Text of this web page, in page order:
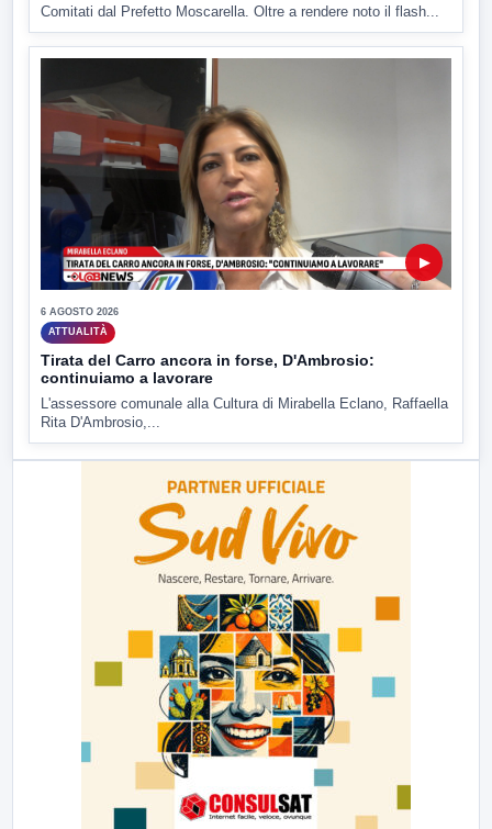
Comitati dal Prefetto Moscarella. Oltre a rendere noto il flash...
▶
6 AGOSTO 2026
ATTUALITÀ
Tirata del Carro ancora in forse, D'Ambrosio:
continuiamo a lavorare
L'assessore comunale alla Cultura di Mirabella Eclano, Raffaella
Rita D'Ambrosio,...